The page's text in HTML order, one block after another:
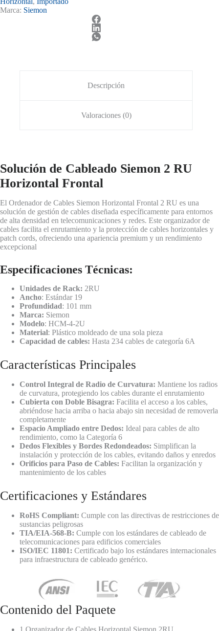
Frontal
2
Marca: Siemon
Descripción
Valoraciones (0)
Solución de Cableado Siemon 2 RU
Horizontal Frontal
El Ordenador de Cables Siemon Horizontal Frontal 2 RU es una
solución de gestión de cables diseñada específicamente para entornos
de alta densidad en telecomunicaciones y redes. Este organizador de
cables facilita el enrutamiento y la protección de cables horizontales y
patch cords, ofreciendo una apariencia premium y un rendimiento
excepcional
Especificaciones Técnicas:
Unidades de Rack: 2RU
Ancho: Estándar 19
Profundidad: 101 mm
Marca: Siemon
Modelo: HCM-4-2U
Material: Plástico moldeado de una sola pieza
Capacidad de cables: Hasta 234 cables de categoría 6A
Características Principales
Control Integral de Radio de Curvatura: Mantiene los radios
de curvatura, protegiendo los cables durante el enrutamiento
Cubierta con Doble Bisagra: Facilita el acceso a los cables,
abriéndose hacia arriba o hacia abajo sin necesidad de removerla
completamente
Espacio Ampliado entre Dedos: Ideal para cables de alto
rendimiento, como la Categoría 6
Dedos Flexibles y Bordes Redondeados: Simplifican la
instalación y protección de los cables, evitando daños y enredos
Orificios para Paso de Cables: Facilitan la organización y
mantenimiento de los cables
Certificaciones y Estándares
RoHS Compliant: Cumple con las directivas de restricciones de
sustancias peligrosas
TIA/EIA-568-B: Cumple con los estándares de cableado de
telecomunicaciones para edificios comerciales
ISO/IEC 11801: Certificado bajo los estándares internacionales
para infraestructura de cableado genérico.
Contenido del Paquete